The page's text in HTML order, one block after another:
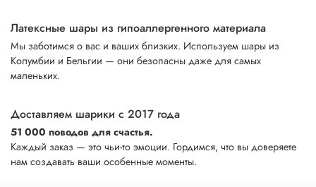
Латексные шары из гипоаллергенного материала
Мы заботимся о вас и ваших близких. Используем шары из
Колумбии и Бельгии — они безопасны даже для самых
маленьких.
Доставляем шарики с 2017 года
51 000 поводов для счастья.
Каждый заказ — это чьи-то эмоции. Гордимся, что вы доверяете
нам создавать ваши особенные моменты.